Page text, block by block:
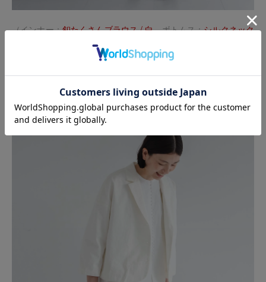
（インナー：釦たくさんブラウス / 白ボトムス：シルクネック
テーパードパンツ / ホワイト